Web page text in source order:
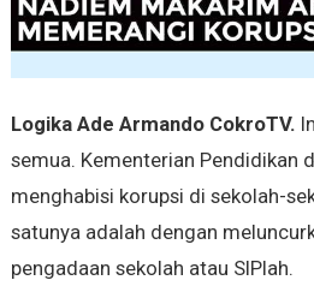
Logika Ade Armando CokroTV.
semua. Kementerian Pendidikan
menghabisi korupsi di sekolah-
satunya adalah dengan
pengadaan sekolah atau SIPlah.